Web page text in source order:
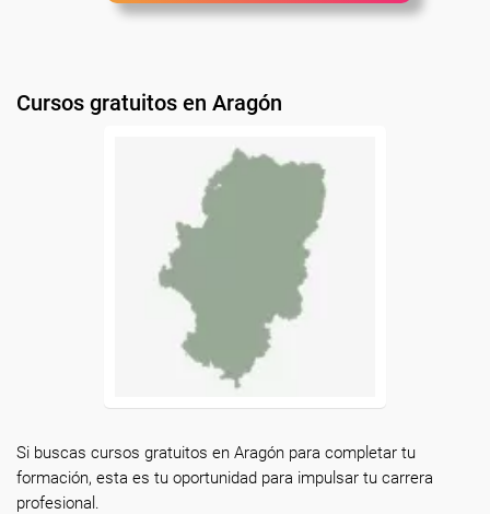
Cursos gratuitos en Aragón
Si buscas cursos gratuitos en Aragón para completar tu
formación, esta es tu oportunidad para impulsar tu carrera
profesional.